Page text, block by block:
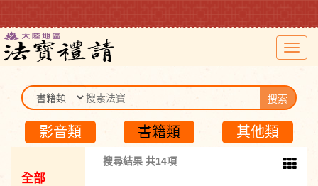
搜索
影音類 書籍類 其他類
全部
搜尋結果 共14項